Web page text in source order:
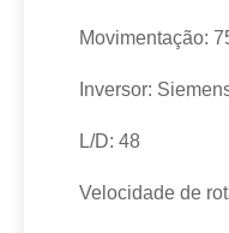
Movimentação:
Inversor:
L/D: 48
Velocidade de